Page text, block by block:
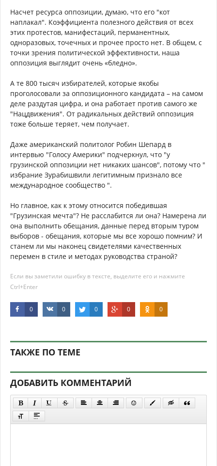
Насчет ресурса оппозиции, думаю, что его "кот
наплакал". Коэффициента полезного действия от всех
этих протестов, манифестаций, перманентных,
одноразовых, точечных и прочее просто нет. В общем, с
точки зрения политической эффективности, наша
оппозиция выглядит очень «бледно».
А те 800 тысяч избирателей, которые якобы
проголосовали за оппозиционного кандидата – на самом
деле раздутая цифра, и она работает против самого же
"Нацдвижения". От радикальных действий оппозиция
тоже больше теряет, чем получает.
Даже американский политолог Робин Шепард в
интервью "Голосу Америки" подчеркнул, что "у
грузинской оппозиции нет никаких шансов", потому что "
избрание Зурабишвили легитимным признало все
международное сообщество ".
Но главное, как к этому относится победившая
"Грузинская мечта"? Не расслабится ли она? Намерена ли
она выполнить обещания, данные перед вторым туром
выборов - обещания, которые мы все хорошо помним? И
станем ли мы наконец свидетелями качественных
перемен в стиле и методах руководства страной?
Если вы заметили ошибку в тексте, выделите его и нажмите
Ctrl+Enter
0 0 0 0 0
ТАКЖЕ ПО ТЕМЕ
ДОБАВИТЬ КОММЕНТАРИЙ